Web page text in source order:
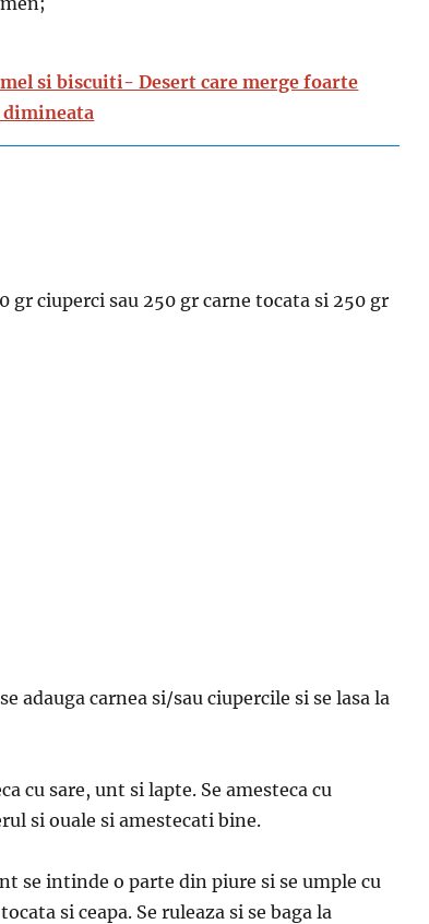
si biscuiti- Desert care merge foarte
dimineata
gr ciuperci sau 250 gr carne tocata si 250 gr
adauga carnea si/sau ciupercile si se lasa la
cu sare, unt si lapte. Se amesteca cu
si ouale si amestecati bine.
se intinde o parte din piure si se umple cu
si ceapa. Se ruleaza si se baga la